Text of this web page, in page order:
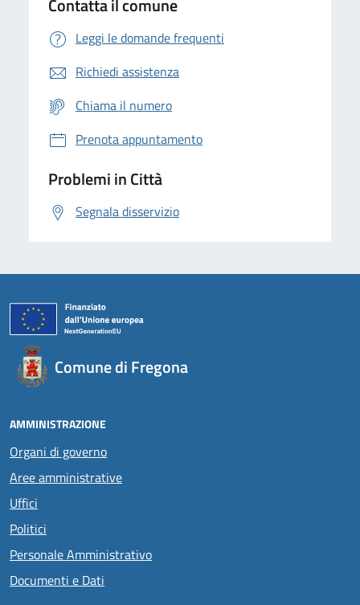
Contatta il comune
Leggi le domande frequenti
Richiedi assistenza
Chiama il numero
Prenota appuntamento
Problemi in Città
Segnala disservizio
Comune di Fregona
AMMINISTRAZIONE
Organi di governo
Aree amministrative
Uffici
Politici
Personale Amministrativo
Documenti e Dati